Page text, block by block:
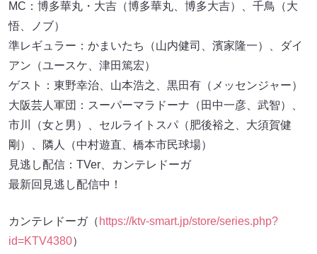
MC：博多華丸・大吉（博多華丸、博多大吉）、千鳥（大
悟、ノブ）
準レギュラー：かまいたち（山内健司、濱家隆一）、ダイ
アン（ユースケ、津田篤宏）
ゲスト：東野幸治、山本浩之、黒田有（メッセンジャー）
大阪芸人軍団：スーパーマラドーナ（田中一彦、武智）、
市川（女と男）、セルライトスパ（肥後裕之、大須賀健
剛）、隣人（中村遊直、橋本市民球場）
見逃し配信：TVer、カンテレドーガ
最新回見逃し配信中！
カンテレドーガ（ https://ktv-smart.jp/store/series.php?
id=KTV4380）